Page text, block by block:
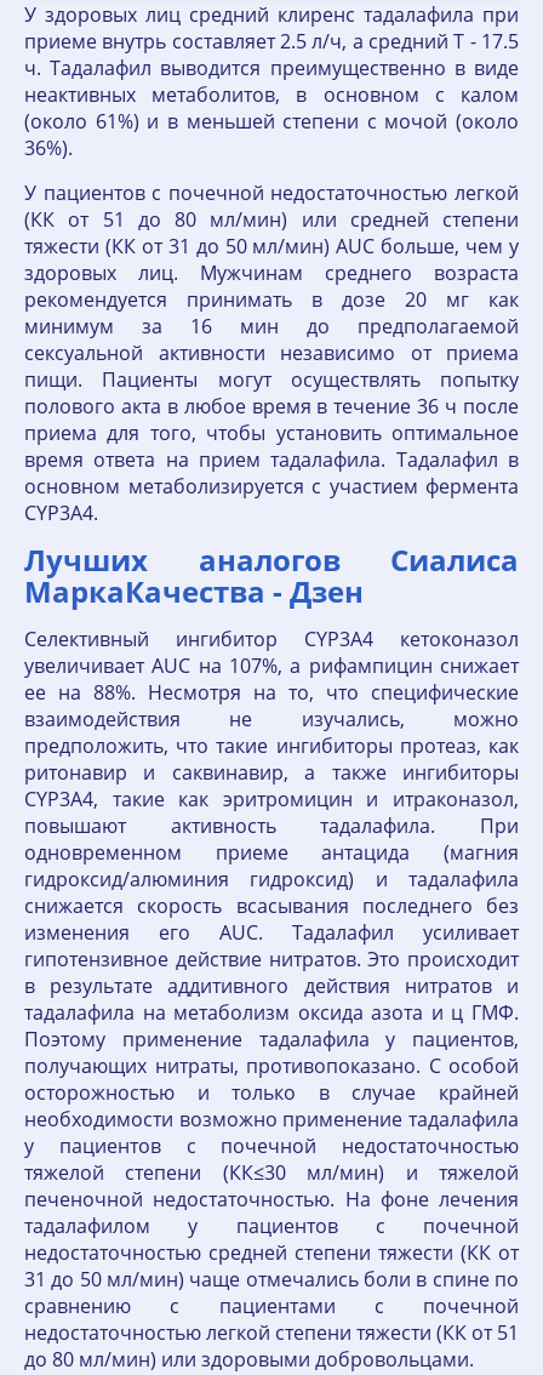
У здоровых лиц средний клиренс тадалафила при
приеме внутрь составляет 2.5 л/ч, а средний T - 17.5
ч. Тадалафил выводится преимущественно в виде
неактивных метаболитов, в основном с калом
(около 61%) и в меньшей степени с мочой (около
36%).
У пациентов с почечной недостаточностью легкой
(КК от 51 до 80 мл/мин) или средней степени
тяжести (КК от 31 до 50 мл/мин) AUC больше, чем у
здоровых лиц. Мужчинам среднего возраста
рекомендуется принимать в дозе 20 мг как
минимум за 16 мин до предполагаемой
сексуальной активности независимо от приема
пищи. Пациенты могут осуществлять попытку
полового акта в любое время в течение 36 ч после
приема для того, чтобы установить оптимальное
время ответа на прием тадалафила. Тадалафил в
основном метаболизируется с участием фермента
CYP3A4.
Лучших аналогов Сиалиса
МаркаКачества - Дзен
Селективный ингибитор CYP3A4 кетоконазол
увеличивает AUC на 107%, а рифампицин снижает
ее на 88%. Несмотря на то, что специфические
взаимодействия не изучались, можно
предположить, что такие ингибиторы протеаз, как
ритонавир и саквинавир, а также ингибиторы
CYP3A4, такие как эритромицин и итраконазол,
повышают активность тадалафила. При
одновременном приеме антацида (магния
гидроксид/алюминия гидроксид) и тадалафила
снижается скорость всасывания последнего без
изменения его AUC. Тадалафил усиливает
гипотензивное действие нитратов. Это происходит
в результате аддитивного действия нитратов и
тадалафила на метаболизм оксида азота и ц ГМФ.
Поэтому применение тадалафила у пациентов,
получающих нитраты, противопоказано. С особой
осторожностью и только в случае крайней
необходимости возможно применение тадалафила
у пациентов с почечной недостаточностью
тяжелой степени (КК≤30 мл/мин) и тяжелой
печеночной недостаточностью. На фоне лечения
тадалафилом у пациентов с почечной
недостаточностью средней степени тяжести (КК от
31 до 50 мл/мин) чаще отмечались боли в спине по
сравнению с пациентами с почечной
недостаточностью легкой степени тяжести (КК от 51
до 80 мл/мин) или здоровыми добровольцами.